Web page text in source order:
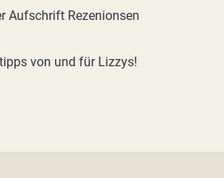
von und für Lizzys!